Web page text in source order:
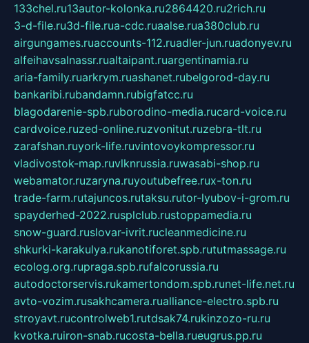
133chel.ru13autor-kolonka.ru2864420.ru2rich.ru
3-d-file.ru3d-file.rua-cdc.ruaalse.rua380club.ru
airgungames.ruaccounts-112.ruadler-jun.ruadonyev.ru
alfeihavsalnassr.rualtaipant.ruargentinamia.ru
aria-family.ruarkrym.ruashanet.rubelgorod-day.ru
bankaribi.rubandamn.rubigfatcc.ru
blagodarenie-spb.ruborodino-media.rucard-voice.ru
cardvoice.ruzed-online.ruzvonitut.ruzebra-tlt.ru
zarafshan.ruyork-life.ruvintovoykompressor.ru
vladivostok-map.ruvlknrussia.ruwasabi-shop.ru
webamator.ruzaryna.ruyoutubefree.rux-ton.ru
trade-farm.rutajuncos.rutaksu.rutor-lyubov-i-grom.ru
spayderhed-2022.rusplclub.rustoppamedia.ru
snow-guard.ruslovar-ivrit.rucleanmedicine.ru
shkurki-karakulya.rukanotiforet.spb.rututmassage.ru
ecolog.org.rupraga.spb.rufalcorussia.ru
autodoctorservis.rukamertondom.spb.runet-life.net.ru
avto-vozim.rusakhcamera.rualliance-electro.spb.ru
stroyavt.rucontrolweb1.rutdsak74.rukinzozo-ru.ru
kvotka.ruiron-snab.rucosta-bella.rueugrus.pp.ru